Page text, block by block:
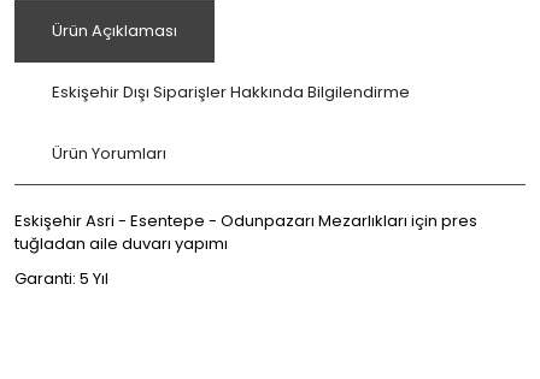
Ürün Açıklaması
Eskişehir Dışı Siparişler Hakkında Bilgilendirme
Ürün Yorumları
Eskişehir Asri - Esentepe - Odunpazarı Mezarlıkları için pres
tuğladan aile duvarı yapımı
Garanti: 5 Yıl